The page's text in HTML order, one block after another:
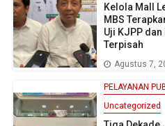
Kelola Mall
MBS
Uji KJPP
Terpisah
Agustus 7,
PELAYANAN
Uncategorized